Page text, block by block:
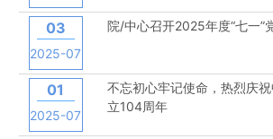
03
2025-07
院/中心召开2025年度“七一”
01
2025-07
不忘初心牢记使命，热烈庆
立104周年